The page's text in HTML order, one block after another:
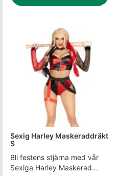
Sexig Harley Maskeraddräkt
S
Bli festens stjärna med vår
Sexiga Harley Maskerad...